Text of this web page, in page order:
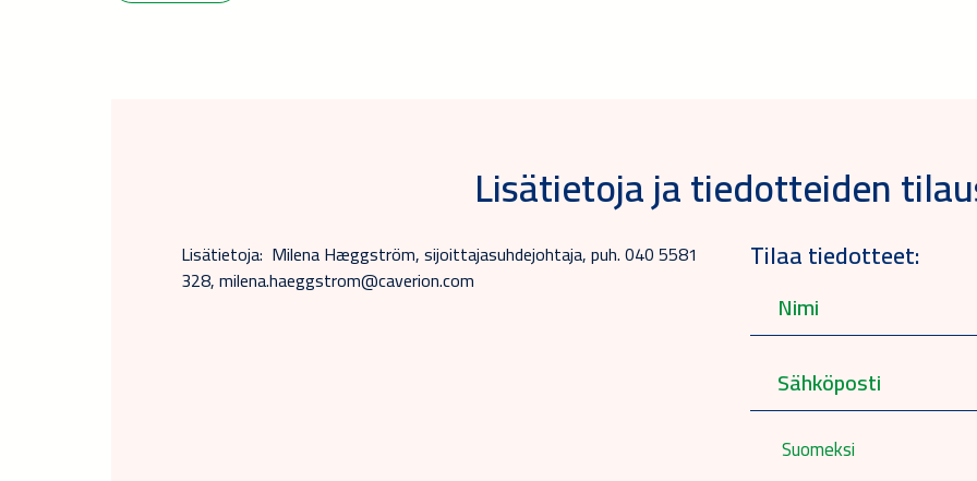
Lisätietoja ja tiedotteiden
Lisätietoja: Milena Hæggström, sijoittajasuhdejohtaja, puh. 040 5581
328, milena.haeggstrom@caverion.com
Tilaa tiedotteet:
Suomeksi